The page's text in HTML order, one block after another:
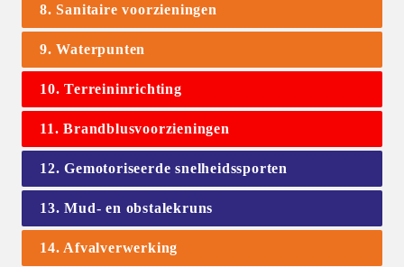
8. Sanitaire voorzieningen
9. Waterpunten
10. Terreininrichting
11. Brandblusvoorzieningen
12. Gemotoriseerde snelheidssporten
13. Mud- en obstalekruns
14. Afvalverwerking